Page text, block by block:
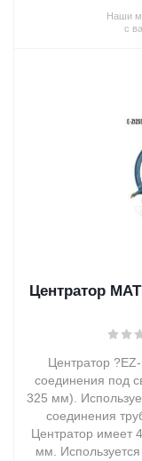
Наши
с
Центратор
Центратор
соединения под
325 мм).
соединения
Центратор имеет
мм.